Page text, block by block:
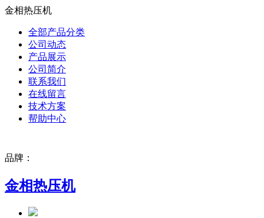
金相热压机
全部产品分类
公司动态
产品展示
公司简介
联系我们
在线留言
技术方案
帮助中心
品牌：
金相热压机